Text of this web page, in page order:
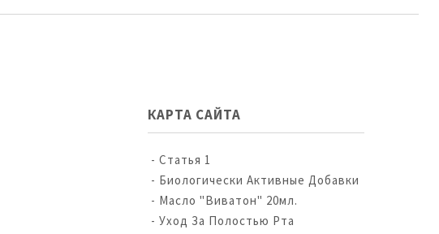
КАРТА САЙТА
Статья 1
Биологически Активные Добавки
Масло "Виватон" 20мл.
Уход За Полостью Рта